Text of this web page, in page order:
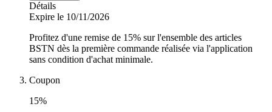
Détails
Expire le 10/11/2026
Profitez d'une remise de 15% sur l'ensemble des articles
BSTN dès la première commande réalisée via l'application
sans condition d'achat minimale.
Coupon
15%